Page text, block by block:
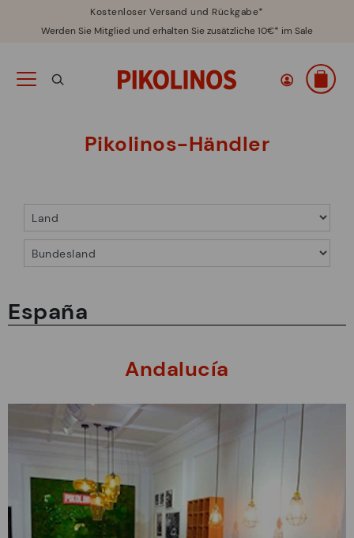
Kostenloser Versand und Rückgabe*
Werden Sie Mitglied und erhalten Sie zusätzliche 10€* im Sale
Pikolinos-Händler
España
Andalucía